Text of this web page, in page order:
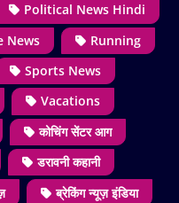
Political News Hindi
News
Running
Sports News
Vacations
कोचिंग सेंटर आग
डरावनी कहानी
ब्रेकिंग न्यूज़ इंडिया